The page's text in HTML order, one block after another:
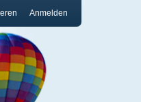
Anmelden